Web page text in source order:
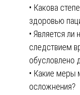
• Какова
здоровью
• Является
следствием
обусловлено
• Какие меры
осложнения?